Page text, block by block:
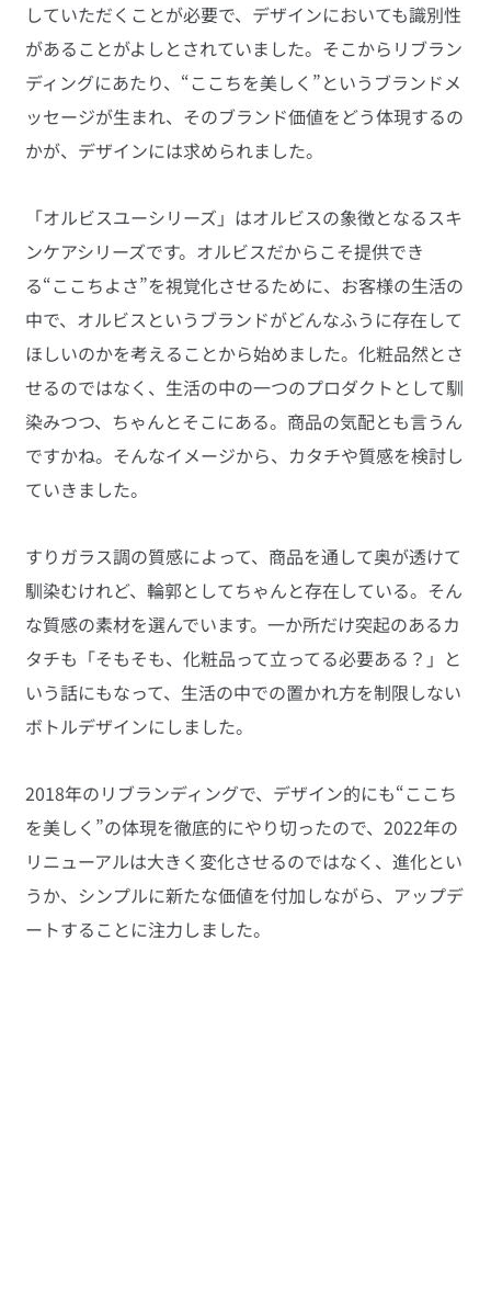
していただくことが必要で、デザインにおいても識別性
があることがよしとされていました。そこからリブラン
ディングにあたり、“ここちを美しく”というブランドメ
ッセージが生まれ、そのブランド価値をどう体現するの
かが、デザインには求められました。
「オルビスユーシリーズ」はオルビスの象徴となるスキ
ンケアシリーズです。オルビスだからこそ提供でき
る“ここちよさ”を視覚化させるために、お客様の生活の
中で、オルビスというブランドがどんなふうに存在して
ほしいのかを考えることから始めました。化粧品然とさ
せるのではなく、生活の中の一つのプロダクトとして馴
染みつつ、ちゃんとそこにある。商品の気配とも言うん
ですかね。そんなイメージから、カタチや質感を検討し
ていきました。
すりガラス調の質感によって、商品を通して奥が透けて
馴染むけれど、輪郭としてちゃんと存在している。そん
な質感の素材を選んでいます。一か所だけ突起のあるカ
タチも「そもそも、化粧品って立ってる必要ある？」と
いう話にもなって、生活の中での置かれ方を制限しない
ボトルデザインにしました。
2018年のリブランディングで、デザイン的にも“ここち
を美しく”の体現を徹底的にやり切ったので、2022年の
リニューアルは大きく変化させるのではなく、進化とい
うか、シンプルに新たな価値を付加しながら、アップデ
ートすることに注力しました。